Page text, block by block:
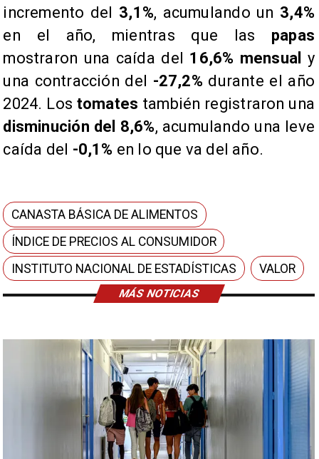
MÁS NOTICIAS
incremento del 3,1%, acumulando un 3,4%
en el año, mientras que las papas
mostraron una caída del 16,6% mensual y
una contracción del -27,2% durante el año
2024. Los tomates también registraron una
disminución del 8,6%, acumulando una leve
caída del -0,1% en lo que va del año.
CANASTA BÁSICA DE ALIMENTOS
ÍNDICE DE PRECIOS AL CONSUMIDOR
INSTITUTO NACIONAL DE ESTADÍSTICAS
VALOR